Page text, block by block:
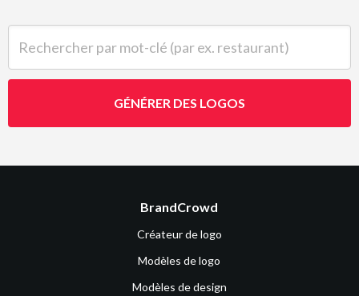
GÉNÉRER DES LOGOS
BrandCrowd
Créateur de logo
Modèles de logo
Modèles de design